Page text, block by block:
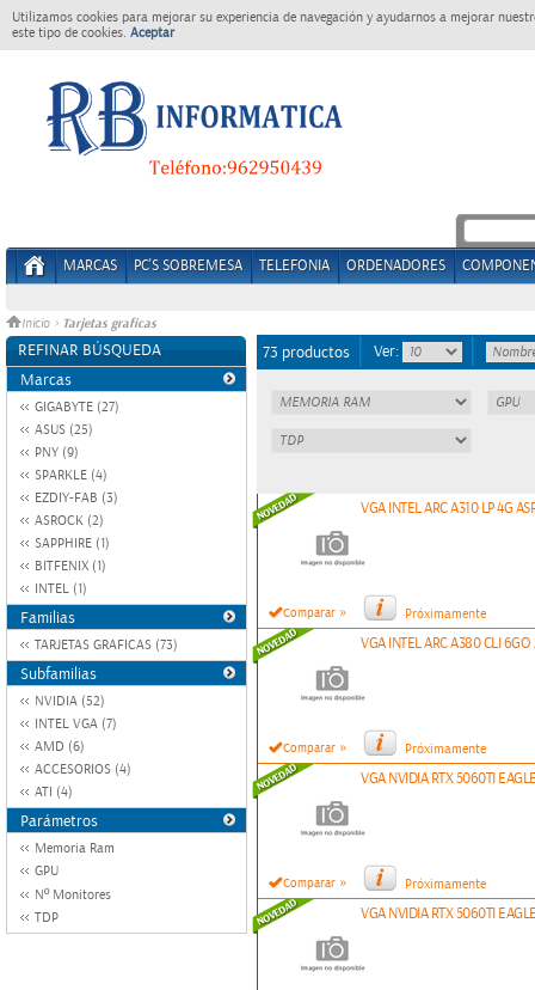
Utilizamos cookies para mejorar su experiencia de navegación y ayudarnos a mejorar
este tipo de cookies. Aceptar
MARCAS PC'S SOBREMESA TELEFONIA ORDENADORES
Inicio > Tarjetas graficas
REFINAR BÚSQUEDA
Marcas
GIGABYTE (27)
ASUS (25)
PNY (9)
SPARKLE (4)
EZDIY-FAB (3)
ASROCK (2)
SAPPHIRE (1)
BITFENIX (1)
INTEL (1)
Familias
TARJETAS GRAFICAS (73)
Subfamilias
NVIDIA (52)
INTEL VGA (7)
AMD (6)
ACCESORIOS (4)
ATI (4)
Parámetros
Memoria Ram
GPU
Nº Monitores
TDP
73 productos Ver:
Comparar »
VGA INTEL ARC A310 LP 4G
Próximamente
Comparar »
VGA INTEL ARC A380 CLI 6GO
Próximamente
Comparar »
VGA NVIDIA RTX 5060TI
Próximamente
VGA NVIDIA RTX 5060TI